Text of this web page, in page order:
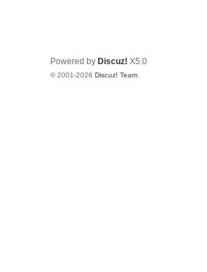
Powered by Discuz! X5.0
© 2001-2026 Discuz! Team